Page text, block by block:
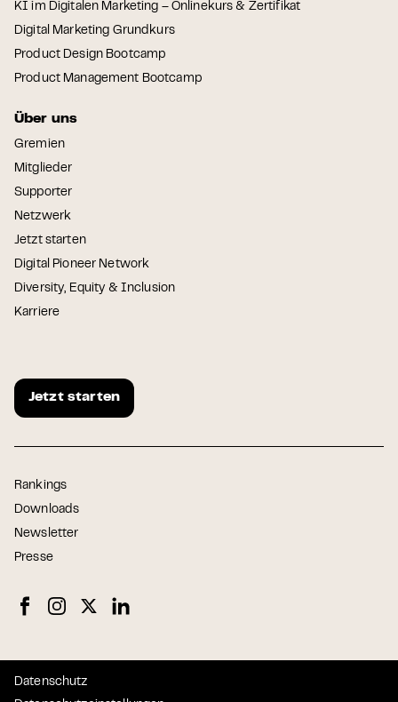
KI im Digitalen Marketing – Onlinekurs & Zertifikat
Digital Marketing Grundkurs
Product Design Bootcamp
Product Management Bootcamp
Über uns
Gremien
Mitglieder
Supporter
Netzwerk
Jetzt starten
Digital Pioneer Network
Diversity, Equity & Inclusion
Karriere
Jetzt starten
Rankings
Downloads
Newsletter
Presse
Datenschutz